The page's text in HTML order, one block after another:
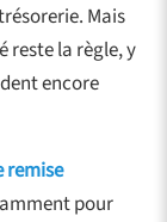
Mais
reste la règle, y
encore
remise
pour